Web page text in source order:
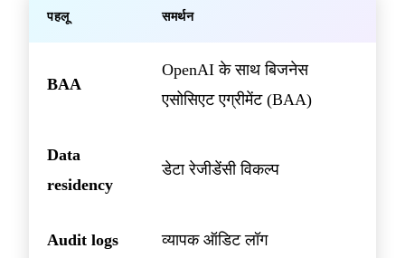
पहलू समर्थन
BAA
OpenAI के साथ बिजनेस
एसोसिएट एग्रीमेंट (BAA)
Data
residency
डेटा रेजीडेंसी विकल्प
Audit logs व्यापक ऑडिट लॉग